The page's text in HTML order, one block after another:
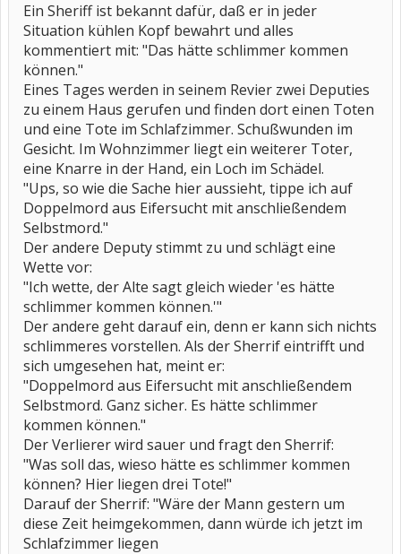
Ein Sheriff ist bekannt dafür, daß er in jeder
Situation kühlen Kopf bewahrt und alles
kommentiert mit: "Das hätte schlimmer kommen
können."
Eines Tages werden in seinem Revier zwei Deputies
zu einem Haus gerufen und finden dort einen Toten
und eine Tote im Schlafzimmer. Schußwunden im
Gesicht. Im Wohnzimmer liegt ein weiterer Toter,
eine Knarre in der Hand, ein Loch im Schädel.
"Ups, so wie die Sache hier aussieht, tippe ich auf
Doppelmord aus Eifersucht mit anschließendem
Selbstmord."
Der andere Deputy stimmt zu und schlägt eine
Wette vor:
"Ich wette, der Alte sagt gleich wieder 'es hätte
schlimmer kommen können.'"
Der andere geht darauf ein, denn er kann sich nichts
schlimmeres vorstellen. Als der Sherrif eintrifft und
sich umgesehen hat, meint er:
"Doppelmord aus Eifersucht mit anschließendem
Selbstmord. Ganz sicher. Es hätte schlimmer
kommen können."
Der Verlierer wird sauer und fragt den Sherrif:
"Was soll das, wieso hätte es schlimmer kommen
können? Hier liegen drei Tote!"
Darauf der Sherrif: "Wäre der Mann gestern um
diese Zeit heimgekommen, dann würde ich jetzt im
Schlafzimmer liegen